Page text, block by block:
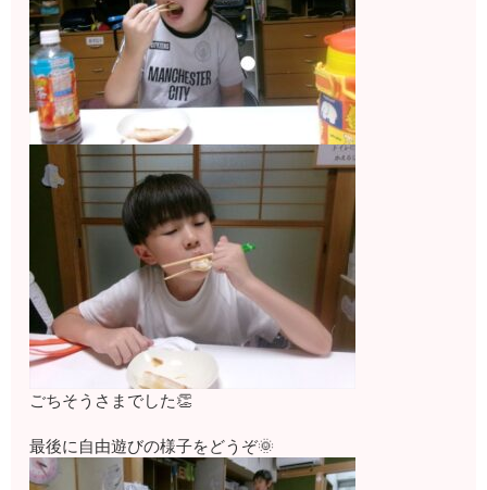
ごちそうさまでした👏
最後に自由遊びの様子をどうぞ🌞